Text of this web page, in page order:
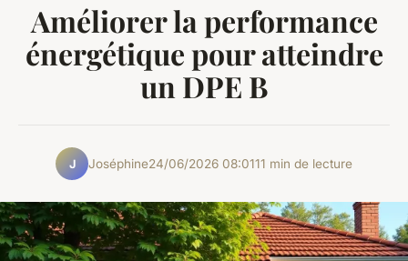
Améliorer la performance
énergétique pour atteindre
un DPE B
J Joséphine24/06/2026 08:0111 min de lecture